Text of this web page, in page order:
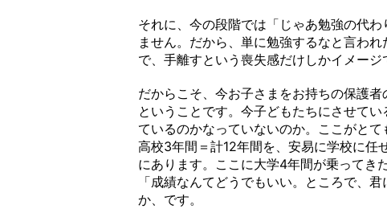
それに、今の段階では「じゃあ勉強の代
ません。だから、単に勉強するなと言わ
で、手離すという喪失感だけしかイメージ
だからこそ、今お子さまをお持ちの保護
ということです。今子どもたちにさせて
ているのかなっていないのか。ここがと
高校3年間＝計12年間を、安易に学校に任
にあります。ここに大学4年間が乗ってき
「成績なんてどうでもいい。ところで、
か、です。